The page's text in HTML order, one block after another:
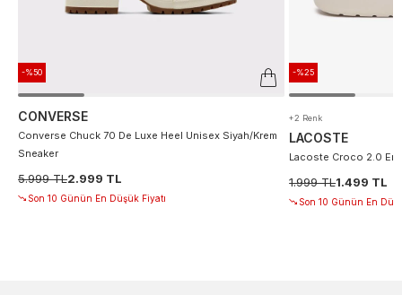
-%50
CONVERSE
Converse Chuck 70 De Luxe Heel Unisex Siyah/Krem
Sneaker
5.999 TL2.999 TL
Son 10 Günün En Düşük Fiyatı
-%25
+2 Renk
LACOSTE
Lacoste Croco 2.0
1.999 TL1.499 TL
Son 10 Günün En